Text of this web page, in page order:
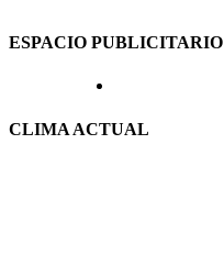
ESPACIO PUBLICITARIO
CLIMA ACTUAL